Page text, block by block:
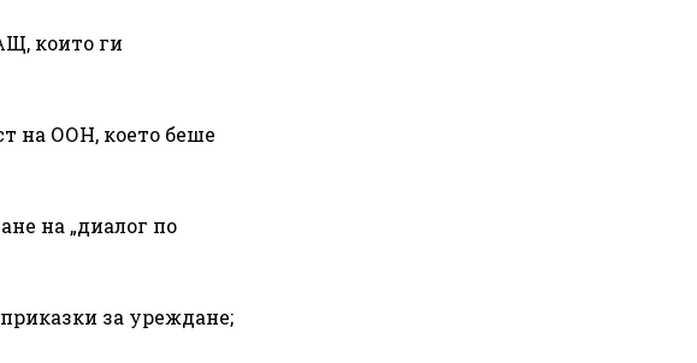
които ги
на ООН, което беше
на „диалог по
за уреждане;